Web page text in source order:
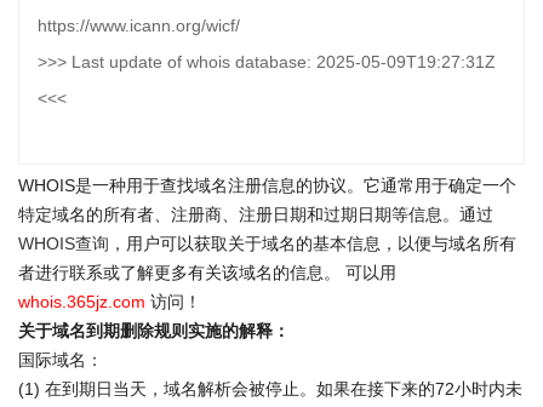
https://www.icann.org/wicf/
>>> Last update of whois database: 2025-05-09T19:27:31Z
<<<
WHOIS是一种用于查找域名注册信息的协议。它通常用于确定一个
特定域名的所有者、注册商、注册日期和过期日期等信息。通过
WHOIS查询 ，用户可以获取关于域名的基本信息，以便与域名所有
者进行联系或了解更多有关该域名的信息。 可以用
whois.365jz.com 访问！
关于域名到期删除规则实施的解释：
国际域名：
(1) 在到期日当天，域名解析会被停止。如果在接下来的72小时内未